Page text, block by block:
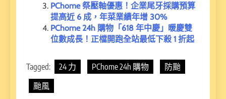
PChome 祭壓軸優惠！企業尾牙採購預算
提高近 6 成，年菜業績年增 30%
PChome 24h 購物「618 年中慶」暖慶雙
位數成長！正檔開跑全站最低下殺 1 折起
Tagged: 24 力 PChome 24h 購物
防颱
颱風